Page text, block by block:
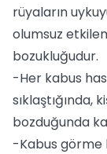
rüyaların
olumsuz
bozukluğudur.
-Her kabus
sıklaştığında,
bozduğunda
-Kabus görme